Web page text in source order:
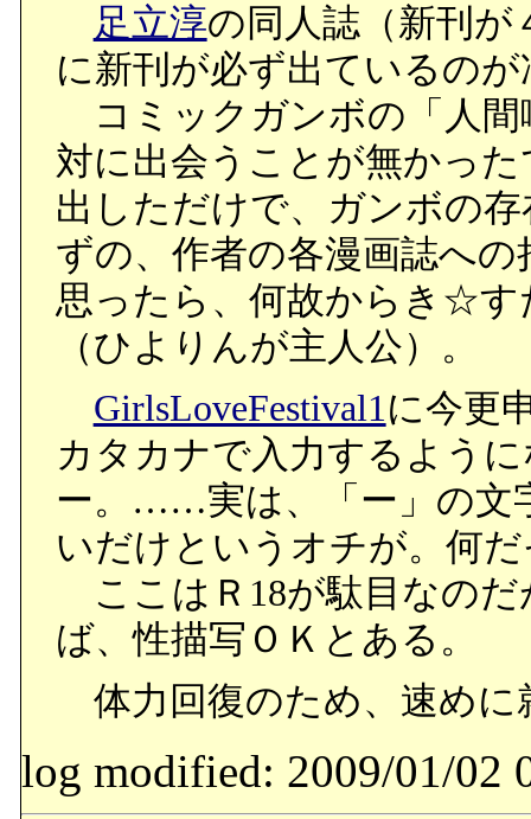
足立淳の同人誌（新刊が
に新刊が必ず出ているのが
コミックガンボの「人間
対に出会うことが無かっ
出しただけで、ガンボの
ずの、作者の各漫画誌へ
思ったら、何故からき☆す
（ひよりんが主人公）。
GirlsLoveFestival1 に今更
カタカナで入力するよう
ー。……実は、「ー」の文
いだけというオチが。何
ここはＲ18が駄目なのだ
ば、性描写ＯＫとある。
体力回復のため、速めに
log modified: 2009/01/02